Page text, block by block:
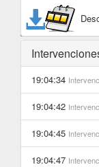
19:04:34
19:04:42
19:04:45
19:04:47